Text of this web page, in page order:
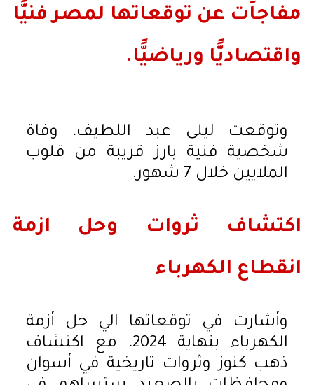
مفاجاَت عن توقعاتها لمصر فنيًّا
واقتصاديًّا ورياضيًّا.
وتوقعت ليلى عبد اللطيف، وفاة
شخصية فنية بارز قريبة من قلوب
الملايين خلال 7 شهور.
اكتشاف ثروات وحل ازمة
انقطاع الكهرباء
وأشارت في توقعاتها الي حل أزمة
الكهرباء بنهاية 2024، مع اكتشاف
ذهب كنوز وثروات تاريخية في أسوان